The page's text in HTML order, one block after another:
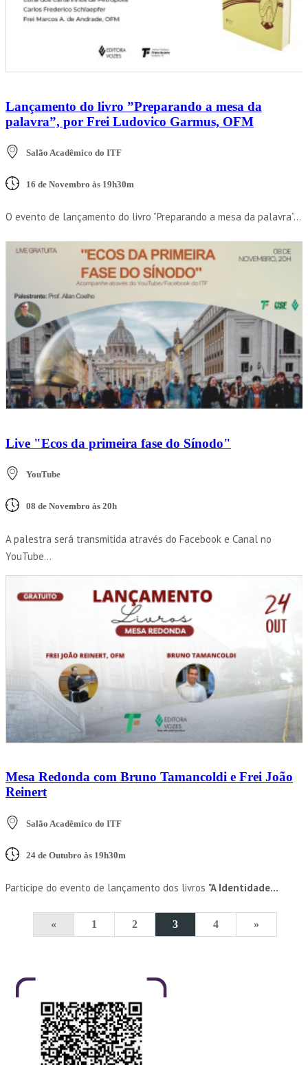
Lançamento do livro ”Preparando a mesa da
palavra”, por Frei Ludovico Garmus, OFM
Salão Acadêmico do ITF
16 de Novembro às 19h30m
O evento de lançamento do livro ”Preparando a mesa da palavra”...
Live "Ecos da primeira fase do Sínodo"
YouTube
08 de Novembro às 20h
A palestra será transmitida através do Facebook e Canal no
YouTube...
Mesa Redonda com Bruno Tamancoldi e Frei João
Reinert
Salão Acadêmico do ITF
24 de Outubro às 19h30m
Participe do evento de lançamento dos livros "A Identidade...
« 1 2 3 4 »